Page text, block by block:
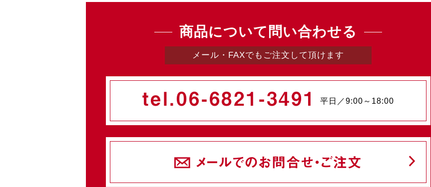
商品について問い合わせる
メール・FAXでもご注文して頂けます
tel.06-6821-3491 平日／9:00～18:00
メールでのお問合せ・ご注文